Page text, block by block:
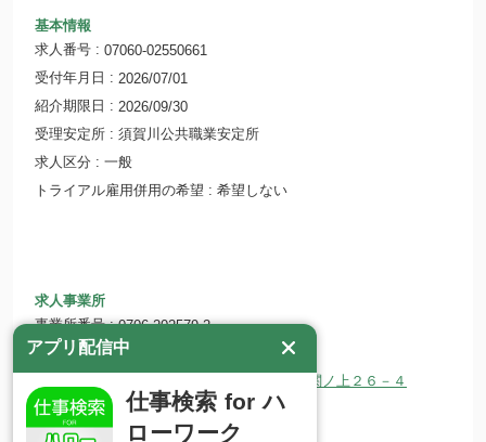
基本情報
求人番号
07060-02550661
受付年月日
2026/07/01
紹介期限日
2026/09/30
受理安定所
須賀川公共職業安定所
求人区分
一般
トライアル雇用併用の希望
希望しない
求人事業所
事業所番号
0706-202579-2
事業所名
社会福祉法人愛親福祉会
〒962-0403 福島県須賀川市滑川字関ノ上２６－４
ホームページ
aishin-f.or.jp/
アプリ配信中
仕事検索 for ハ
ローワーク